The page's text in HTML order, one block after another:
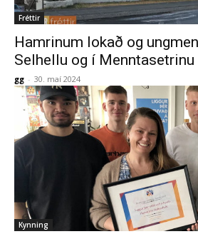
Fréttir
Hamrinum lokað og
Selhellu og í
gg - 30. maí 2024
Kynning